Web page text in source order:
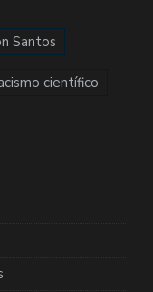
Santos
científico